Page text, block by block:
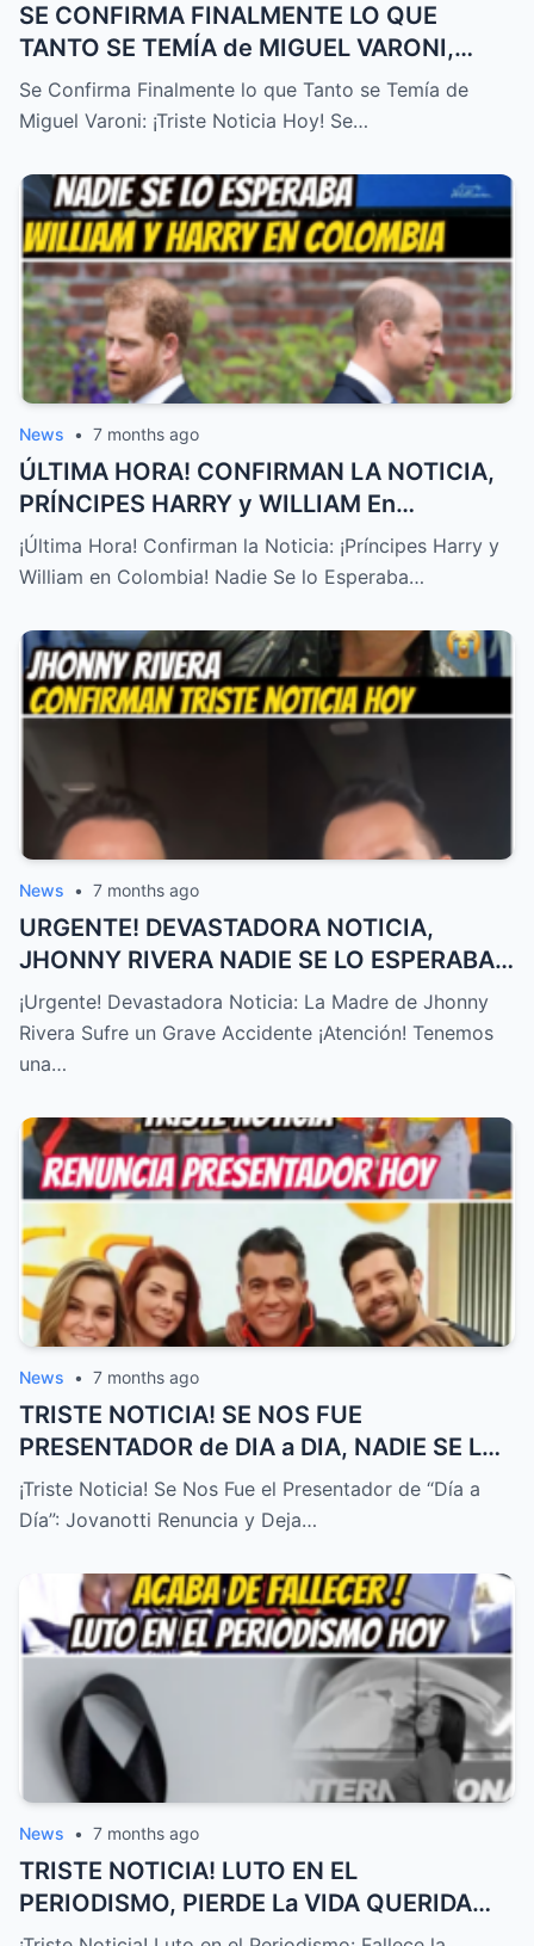
SE CONFIRMA FINALMENTE LO QUE
TANTO SE TEMÍA de MIGUEL VARONI,
TRISTE NOTICIA HOY! – HTT
Se Confirma Finalmente lo que Tanto se Temía de
Miguel Varoni: ¡Triste Noticia Hoy! Se…
News • 7 months ago
ÚLTIMA HORA! CONFIRMAN LA NOTICIA,
PRÍNCIPES HARRY y WILLIAM En
COLOMBIA! NADIE SE LO ESPERABA – HTT
¡Última Hora! Confirman la Noticia: ¡Príncipes Harry y
William en Colombia! Nadie Se lo Esperaba…
News • 7 months ago
URGENTE! DEVASTADORA NOTICIA,
JHONNY RIVERA NADIE SE LO ESPERABA,
ACABA de SUCEDER! – HTT
¡Urgente! Devastadora Noticia: La Madre de Jhonny
Rivera Sufre un Grave Accidente ¡Atención! Tenemos
una…
News • 7 months ago
TRISTE NOTICIA! SE NOS FUE
PRESENTADOR de DIA a DIA, NADIE SE LO
ESPERABA! – HTT
¡Triste Noticia! Se Nos Fue el Presentador de “Día a
Día”: Jovanotti Renuncia y Deja…
News • 7 months ago
TRISTE NOTICIA! LUTO EN EL
PERIODISMO, PIERDE La VIDA QUERIDA
PRESENTADORA HOY! – HTT